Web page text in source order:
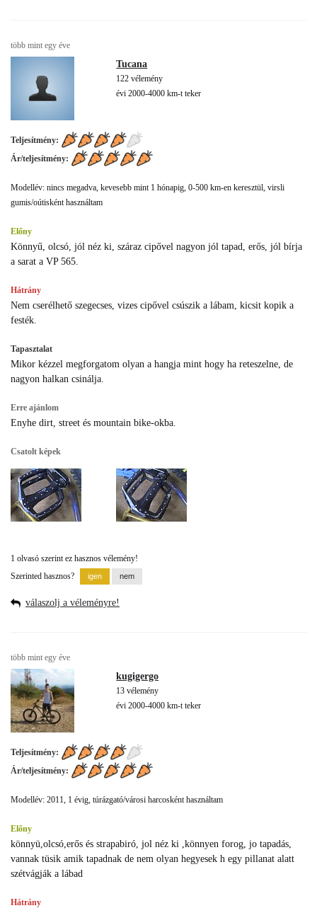
több mint egy éve
Tucana
122 vélemény
évi 2000-4000 km-t teker
Teljesítmény:
Ár/teljesítmény:
Modellév: nincs megadva, kevesebb mint 1 hónapig, 0-500 km-en keresztül, virsli
gumis/oútisként használtam
Előny
Könnyű, olcsó, jól néz ki, száraz cipővel nagyon jól tapad, erős, jól bírja
a sarat a VP 565.
Hátrány
Nem cserélhető szegecses, vizes cipővel csúszik a lábam, kicsit kopik a
festék.
Tapasztalat
Mikor kézzel megforgatom olyan a hangja mint hogy ha reteszelne, de
nagyon halkan csinálja.
Erre ajánlom
Enyhe dirt, street és mountain bike-okba.
Csatolt képek
1 olvasó szerint ez hasznos vélemény!
Szerinted hasznos?
válaszolj a véleményre!
több mint egy éve
kugigergo
13 vélemény
évi 2000-4000 km-t teker
Teljesítmény:
Ár/teljesítmény:
Modellév: 2011, 1 évig, túrázgató/városi harcosként használtam
Előny
könnyü,olcsó,erős és strapabiró, jol néz ki ,könnyen forog, jo tapadás,
vannak tüsik amik tapadnak de nem olyan hegyesek h egy pillanat alatt
szétvágják a lábad
Hátrány